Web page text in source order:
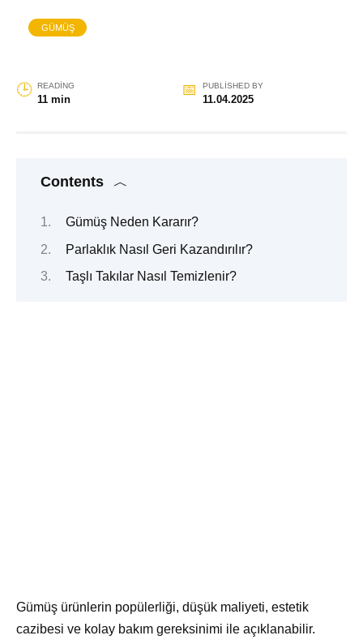
GÜMÜŞ
READING
11 min
PUBLISHED BY
11.04.2025
Contents
Gümüş Neden Kararır?
Parlaklık Nasıl Geri Kazandırılır?
Taşlı Takılar Nasıl Temizlenir?
Gümüş ürünlerin popülerliği, düşük maliyeti, estetik
cazibesi ve kolay bakım gereksinimi ile açıklanabilir.